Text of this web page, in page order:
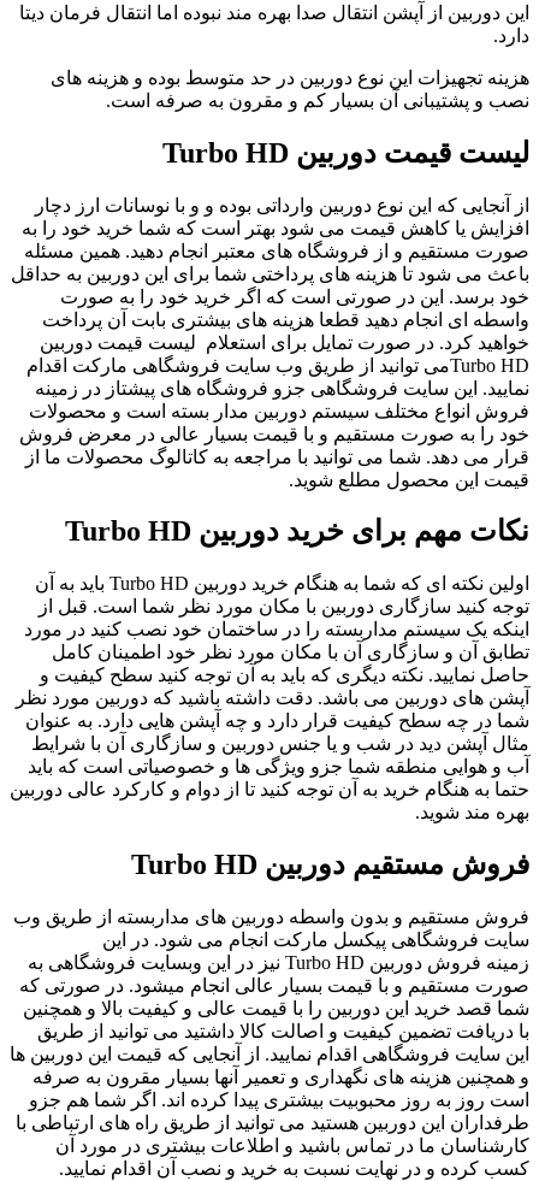
این دوربین از آپشن انتقال صدا بهره‌ مند نبوده اما انتقال فرمان دیتا
دارد.
هزینه تجهیزات این نوع دوربین در حد متوسط بوده و هزینه های
نصب و پشتیبانی آن بسیار کم و مقرون به صرفه است.
لیست قیمت دوربین Turbo HD
از آنجایی که این نوع دوربین وارداتی بوده و و با نوسانات ارز دچار
افزایش یا کاهش قیمت می شود بهتر است که شما خرید خود را به
صورت مستقیم و از فروشگاه های معتبر انجام دهید. همین مسئله
باعث می ‌شود تا هزینه ‌های پرداختی شما برای این دوربین به حداقل
خود برسد. این در صورتی است که اگر خرید خود را به صورت
واسطه ای انجام دهید قطعا هزینه های بیشتری بابت آن پرداخت
خواهید کرد. در صورت تمایل برای استعلام لیست قیمت دوربین
Turbo HDمی ‌توانید از طریق وب سایت فروشگاهی مارکت اقدام
نمایید. این سایت فروشگاهی جزو فروشگاه های پیشتاز در زمینه
فروش انواع مختلف سیستم دوربین مدار بسته است و محصولات
خود را به صورت مستقیم و با قیمت بسیار عالی در معرض فروش
قرار می دهد. شما می توانید با مراجعه به کاتالوگ محصولات ما از
قیمت این محصول مطلع شوید.
نکات مهم برای خرید دوربین Turbo HD
اولین نکته ای که شما به هنگام خرید دوربین Turbo HD باید به آن
توجه کنید سازگاری دوربین با مکان مورد نظر شما است. قبل از
اینکه یک سیستم مداربسته را در ساختمان خود نصب کنید در مورد
تطابق آن و سازگاری آن با مکان مورد نظر خود اطمینان کامل
حاصل نمایید. نکته دیگری که باید به آن توجه کنید سطح کیفیت و
آپشن های دوربین می باشد. دقت داشته باشید که دوربین مورد نظر
شما در چه سطح کیفیت قرار دارد و چه آپشن هایی دارد. به عنوان
مثال آپشن دید در شب و یا جنس دوربین و سازگاری آن با شرایط
آب و هوایی منطقه شما جزو ویژگی ها و خصوصیاتی است که باید
حتما به هنگام خرید به آن توجه کنید تا از دوام و کارکرد عالی دوربین
بهره مند شوید.
فروش مستقیم دوربین Turbo HD
فروش مستقیم و بدون واسطه دوربین های مداربسته از طریق وب
سایت فروشگاهی پیکسل مارکت انجام می شود. در این
زمینه فروش دوربین Turbo HD نیز در این وبسایت فروشگاهی به
صورت مستقیم و با قیمت بسیار عالی انجام میشود. در صورتی که
شما قصد خرید این دوربین را با قیمت عالی و کیفیت بالا و همچنین
با دریافت تضمین کیفیت و اصالت کالا داشتید می توانید از طریق
این سایت فروشگاهی اقدام نمایید. از آنجایی که قیمت این دوربین ها
و همچنین هزینه های نگهداری و تعمیر آنها بسیار مقرون به صرفه
است روز به روز محبوبیت بیشتری پیدا کرده اند. اگر شما هم جزو
طرفداران این دوربین هستید می توانید از طریق راه های ارتباطی با
کارشناسان ما در تماس باشید و اطلاعات بیشتری در مورد آن
کسب کرده و در نهایت نسبت به خرید و نصب آن اقدام نمایید.